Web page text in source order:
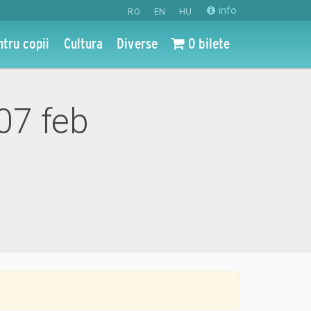
RO EN HU info
copii Cultura Diverse 0 bilete
feb